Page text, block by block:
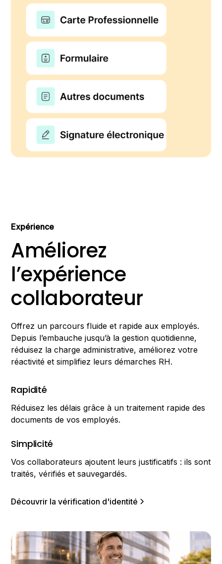
Expérience
Améliorez
l’expérience
collaborateur
Offrez un parcours fluide et rapide aux employés.
Depuis l’embauche jusqu’à la gestion quotidienne,
réduisez la charge administrative, améliorez votre
réactivité et simplifiez leurs démarches RH.
Rapidité
Réduisez les délais grâce à un traitement rapide des
documents de vos employés.
Simplicité
Vos collaborateurs ajoutent leurs justificatifs : ils sont
traités, vérifiés et sauvegardés.
Découvrir la vérification d'identité